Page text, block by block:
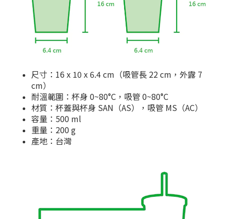
尺寸：16 x 10 x 6.4 cm（吸管長 22 cm，外露 7
cm）
耐溫範圍：杯身 0~80°C，吸管 0~80°C
材質：杯蓋與杯身 SAN（AS），吸管 MS（AC）
容量：500 ml
重量：200 g
產地：台灣